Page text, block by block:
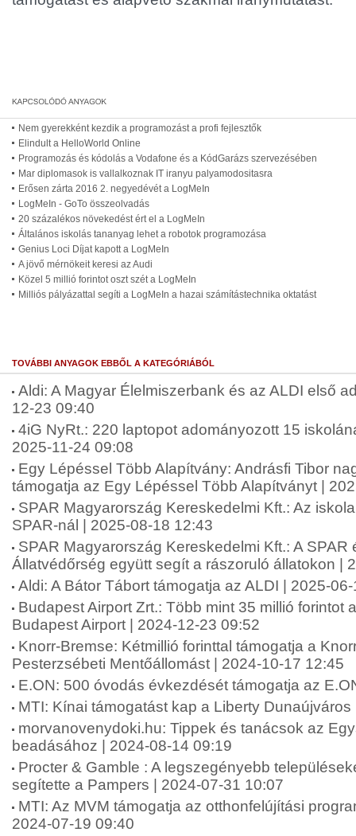
Nem gyerekként kezdik a programozást a profi fejlesztők
Elindult a HelloWorld Online
Programozás és kódolás a Vodafone és a KódGarázs szervezésében
Mar diplomasok is vallalkoznak IT iranyu palyamodositasra
Erősen zárta 2016 2. negyedévét a LogMeIn
LogMeIn - GoTo összeolvadás
20 százalékos növekedést ért el a LogMeIn
Általános iskolás tananyag lehet a robotok programozása
Genius Loci Díjat kapott a LogMeIn
A jövő mérnökeit keresi az Audi
Közel 5 millió forintot oszt szét a LogMeIn
Milliós pályázattal segíti a LogMeIn a hazai számítástechnika oktatást
TOVÁBBI ANYAGOK EBBŐL A KATEGÓRIÁBÓL
Aldi: A Magyar Élelmiszerbank és az ALDI első
12-23 09:40
4iG NyRt.: 220 laptopot adományozott 15
2025-11-24 09:08
Egy Lépéssel Több Alapítvány: Andrásfi Tibor
támogatja az Egy Lépéssel Több Alapítványt |
SPAR Magyarország Kereskedelmi Kft.: Az
SPAR-nál | 2025-08-18 12:43
SPAR Magyarország Kereskedelmi Kft.: A SPAR
Állatvédőrség együtt segít a rászoruló állatokon |
Aldi: A Bátor Tábort támogatja az ALDI | 2025-
Budapest Airport Zrt.: Több mint 35 millió forintot
Budapest Airport | 2024-12-23 09:52
Knorr-Bremse: Kétmillió forinttal támogatja a
Pesterzsébeti Mentőállomást | 2024-10-17 12:45
E.ON: 500 óvodás évkezdését támogatja az
MTI: Kínai támogatást kap a Liberty
morvanovenydoki.hu: Tippek és tanácsok az
beadásához | 2024-08-14 09:19
Procter & Gamble : A legszegényebb
segítette a Pampers | 2024-07-31 10:07
MTI: Az MVM támogatja az otthonfelújítási
2024-07-19 09:40